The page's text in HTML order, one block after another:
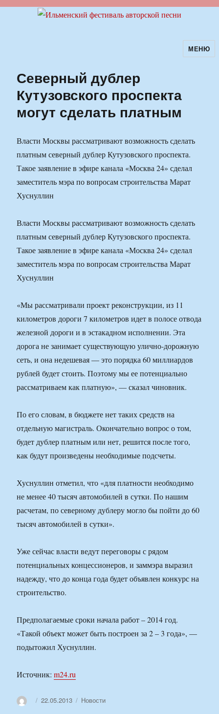
Ильменский фестиваль авторскойМЕНЮ
Северный дублер
Кутузовского проспекта
могут сделать платным
Власти Москвы рассматривают возможность сделать
платным северный дублер Кутузовского проспекта.
Такое заявление в эфире канала «Москва 24» сделал
заместитель мэра по вопросам строительства Марат
Хуснуллин
Власти Москвы рассматривают возможность сделать
платным северный дублер Кутузовского проспекта.
Такое заявление в эфире канала «Москва 24» сделал
заместитель мэра по вопросам строительства Марат
Хуснуллин
«Мы рассматривали проект реконструкции, из 11
километров дороги 7 километров идет в полосе отвода
железной дороги и в эстакадном исполнении. Эта
дорога не занимает существующую улично-дорожную
сеть, и она недешевая — это порядка 60 миллиардов
рублей будет стоить. Поэтому мы ее потенциально
рассматриваем как платную», — сказал чиновник.
По его словам, в бюджете нет таких средств на
отдельную магистраль. Окончательно вопрос о том,
будет дублер платным или нет, решится после того,
как будут произведены необходимые подсчеты.
Хуснуллин отметил, что «для платности необходимо
не менее 40 тысяч автомобилей в сутки. По нашим
расчетам, по северному дублеру могло бы пойти до 60
тысяч автомобилей в сутки».
Уже сейчас власти ведут переговоры с рядом
потенциальных концессионеров, и заммэра выразил
надежду, что до конца года будет объявлен конкурс на
строительство.
Предполагаемые сроки начала работ – 2014 год.
«Такой объект может быть построен за 2 – 3 года», —
подытожил Хуснуллин.
Источник:m24.ru
АвторОпубликовано
22.05.2013 Рубрики
Новости